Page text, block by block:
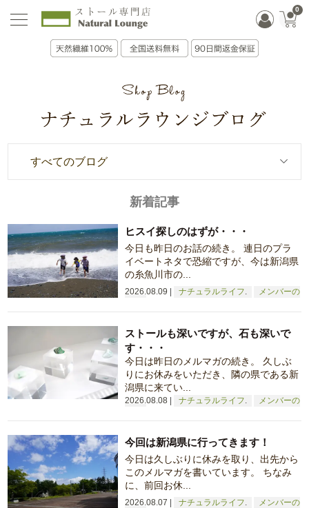
0
すべてのブログ
新着記事
ヒスイ探しのはずが・・・
2026.08.09 ナチュラルライフ
メンバーの
今日も昨日のお話の続き。 連日のプラ
イベートネタで恐縮ですが、今は新潟県
の糸魚川市の...
ストールも深いですが、石も深いで
す・・・
2026.08.08 ナチュラルライフ
メンバーの
今日は昨日のメルマガの続き。 久しぶ
りにお休みをいただき、隣の県である新
潟県に来てい...
今回は新潟県に行ってきます！
2026.08.07 ナチュラルライフ
メンバーの
今日は久しぶりに休みを取り、出先から
このメルマガを書いています。 ちなみ
に、前回お休...